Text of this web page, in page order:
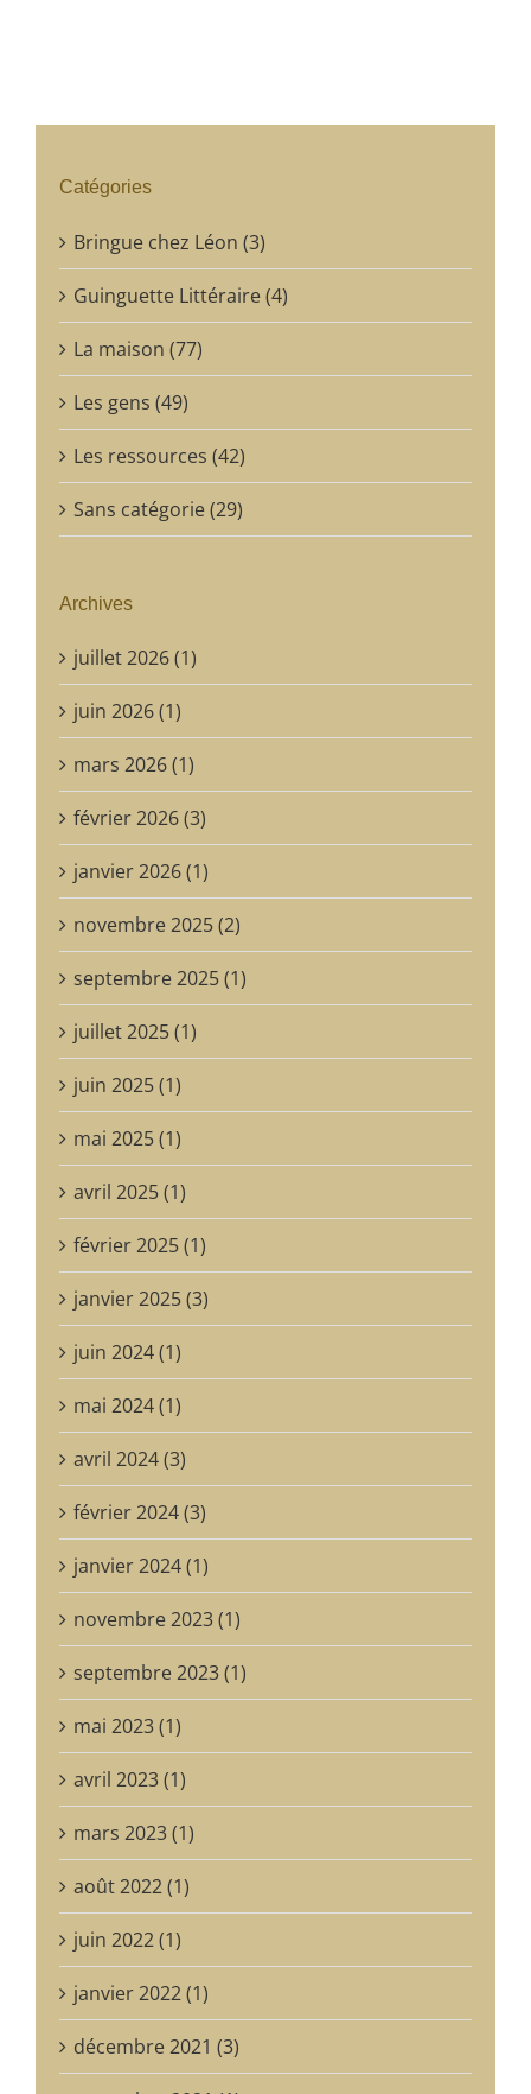
Catégories
Bringue chez Léon (3)
Guinguette Littéraire (4)
La maison (77)
Les gens (49)
Les ressources (42)
Sans catégorie (29)
Archives
juillet 2026 (1)
juin 2026 (1)
mars 2026 (1)
février 2026 (3)
janvier 2026 (1)
novembre 2025 (2)
septembre 2025 (1)
juillet 2025 (1)
juin 2025 (1)
mai 2025 (1)
avril 2025 (1)
février 2025 (1)
janvier 2025 (3)
juin 2024 (1)
mai 2024 (1)
avril 2024 (3)
février 2024 (3)
janvier 2024 (1)
novembre 2023 (1)
septembre 2023 (1)
mai 2023 (1)
avril 2023 (1)
mars 2023 (1)
août 2022 (1)
juin 2022 (1)
janvier 2022 (1)
décembre 2021 (3)